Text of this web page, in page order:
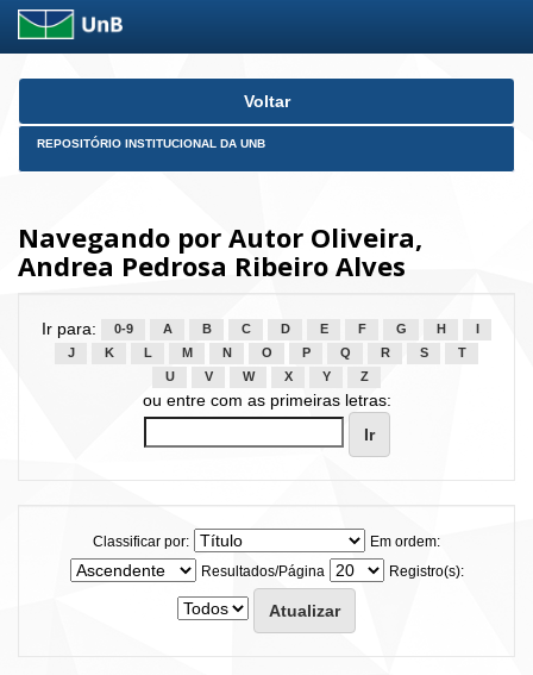
Skip
Voltar
REPOSITÓRIO INSTITUCIONAL DA UNB
Navegando por Autor Oliveira,
Andrea Pedrosa Ribeiro Alves
Ir para: 0-9 A B C D E F G H
J
K L M N O P Q R S
T
U
V W X Y Z
ou entre com as primeiras letras:
Classificar por:
Em ordem:
Resultados/Página
Registro(s):